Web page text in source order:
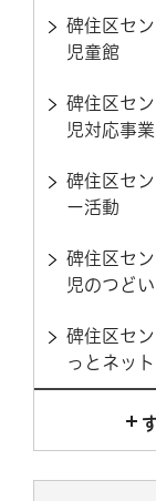
碑住区セ
児童館
碑住区セ
児対応事
碑住区セ
ー活動
碑住区セ
児のつどい
碑住区セ
っとネッ